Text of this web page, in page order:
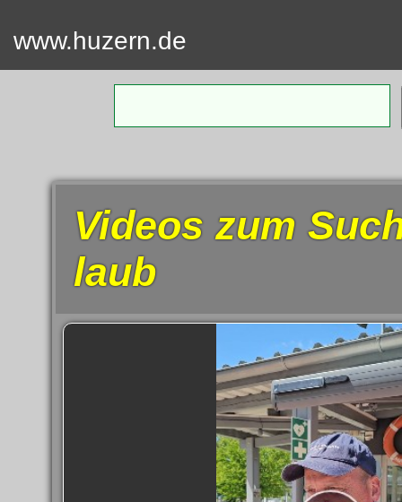
www.huzern.de
Home
Videos
SUCHE
Kontakt
Videos zum
laub